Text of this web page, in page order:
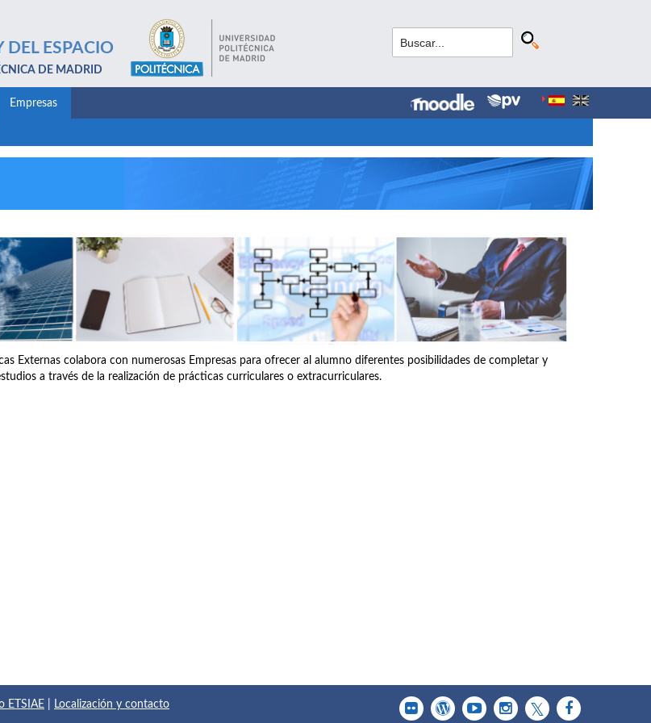
DEL ESPACIO
DE MADRID
Empresas
Externas colabora con numerosas Empresas para ofrecer al alumno diferentes posibilidades de completar y
a través de la realización de prácticas curriculares o extracurriculares.
ETSIAE Localización y contacto